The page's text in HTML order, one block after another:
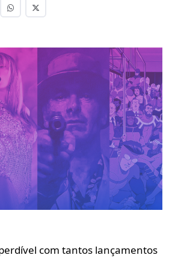
com tantos lançamentos